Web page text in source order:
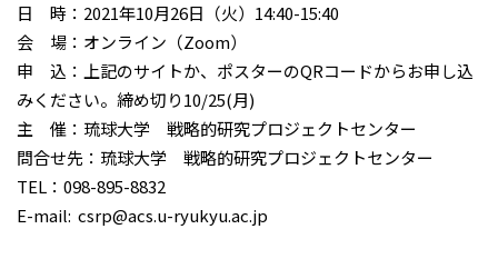
日 時：2021年10月26日（火）14:40-15:40
会 場：オンライン（Zoom）
申 込：上記のサイトか、ポスターのQRコードからお申し込
みください。締め切り10/25(月)
主 催：琉球大学 戦略的研究プロジェクトセンター
問合せ先：琉球大学 戦略的研究プロジェクトセンター
TEL：098-895-8832
E-mail: csrp@acs.u-ryukyu.ac.jp